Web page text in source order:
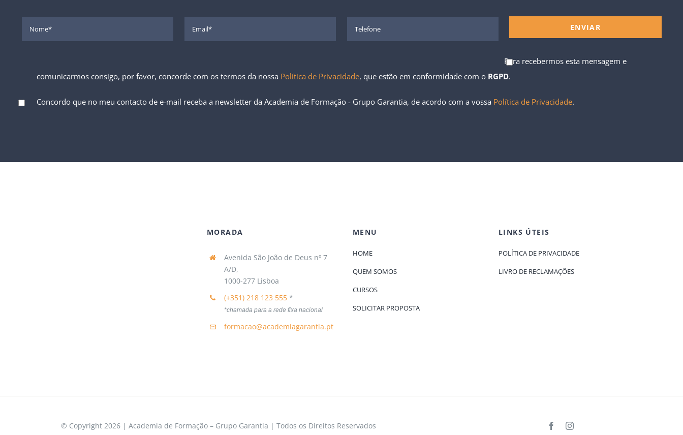
Para recebermos esta mensagem e
comunicarmos consigo, por favor, concorde com os termos da nossa Política de Privacidade, que estão em conformidade com o RGPD.
Concordo que no meu contacto de e-mail receba a newsletter da Academia de Formação - Grupo Garantia, de acordo com a vossa Política de Privacidade.
MORADA
Avenida São João de Deus nº 7
A/D,
1000-277 Lisboa
(+351) 218 123 555*
*chamada para a rede fixa nacional
formacao@academiagarantia.pt
MENU
HOME
QUEM SOMOS
CURSOS
SOLICITAR PROPOSTA
LINKS ÚTEIS
POLÍTICA DE PRIVACIDADE
LIVRO DE RECLAMAÇÕES
© Copyright 2026 | Academia de Formação – Grupo Garantia | Todos os Direitos Reservados